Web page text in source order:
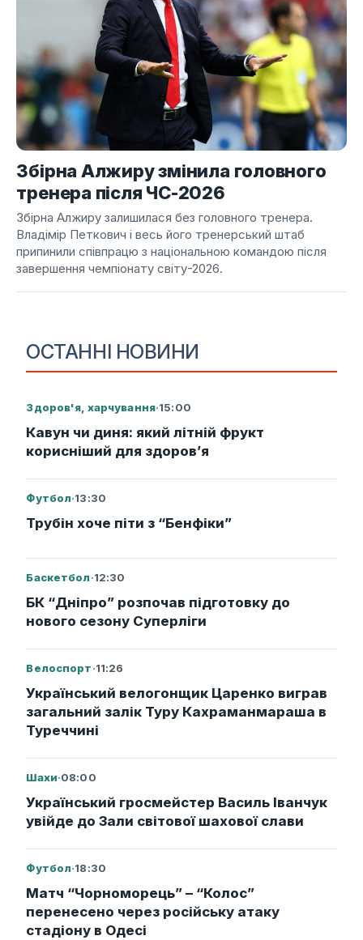
ОСТАННІ НОВИНИ
Здоров'я, харчування·15:00
Кавун чи диня: який літній фрукт
корисніший для здоров’я
Футбол·13:30
Трубін хоче піти з “Бенфіки”
Баскетбол·12:30
БК “Дніпро” розпочав підготовку до
нового сезону Суперліги
Велоспорт·11:26
Український велогонщик Царенко виграв
загальний залік Туру Кахраманмараша в
Туреччині
Шахи·08:00
Український гросмейстер Василь Іванчук
увійде до Зали світової шахової слави
Футбол·18:30
Матч “Чорноморець” – “Колос”
перенесено через російську атаку
стадіону в Одесі
Збірна Алжиру змінила головного
тренера після ЧС-2026
Збірна Алжиру залишилася без головного тренера.
Владімір Петкович і весь його тренерський штаб
припинили співпрацю з національною командою після
завершення чемпіонату світу-2026.